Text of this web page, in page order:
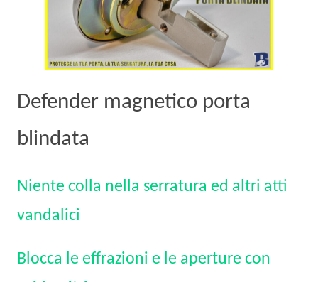
Defender magnetico porta
blindata
Niente colla nella serratura ed altri atti
vandalici
Blocca le effrazioni e le aperture con